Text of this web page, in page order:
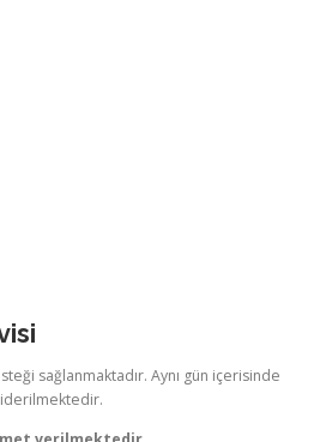
sağlanmaktadır. Aynı gün içerisinde